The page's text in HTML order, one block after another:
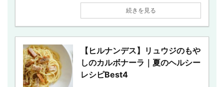
続きを見る
【ヒルナンデス】リュウジのもや
しのカルボナーラ｜夏のヘルシー
レシピBest4